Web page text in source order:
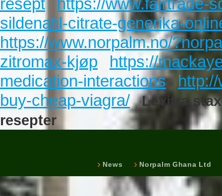
resept
https://www.fairtrade-
sildenafil-citrate-generika-
https://www.norpalm.no/
zitromax-kjøp
https://
medication-interactions
buy-cheap-viagra/
Levitra
resepter
News Norpalm Ghana Ltd